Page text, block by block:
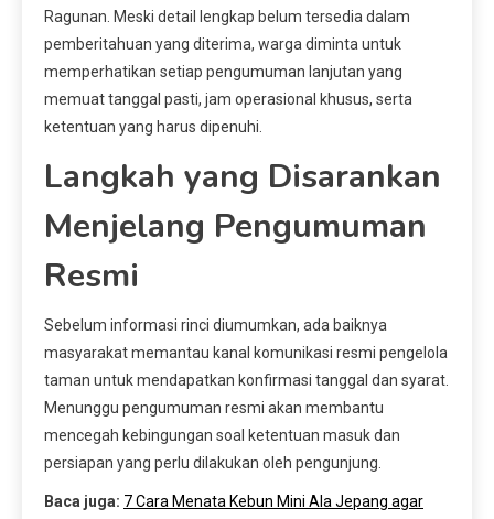
Ragunan. Meski detail lengkap belum tersedia dalam
pemberitahuan yang diterima, warga diminta untuk
memperhatikan setiap pengumuman lanjutan yang
memuat tanggal pasti, jam operasional khusus, serta
ketentuan yang harus dipenuhi.
Langkah yang Disarankan
Menjelang Pengumuman
Resmi
Sebelum informasi rinci diumumkan, ada baiknya
masyarakat memantau kanal komunikasi resmi pengelola
taman untuk mendapatkan konfirmasi tanggal dan syarat.
Menunggu pengumuman resmi akan membantu
mencegah kebingungan soal ketentuan masuk dan
persiapan yang perlu dilakukan oleh pengunjung.
Baca juga: 7 Cara Menata Kebun Mini Ala Jepang agar